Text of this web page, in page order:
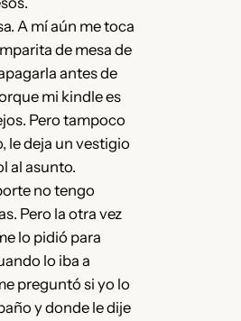
A mí aún me toca
de mesa de
antes de
mi kindle es
Pero tampoco
le deja un vestigio
al asunto.
no tengo
Pero la otra vez
lo pidió para
lo iba a
preguntó si yo lo
y donde le dije